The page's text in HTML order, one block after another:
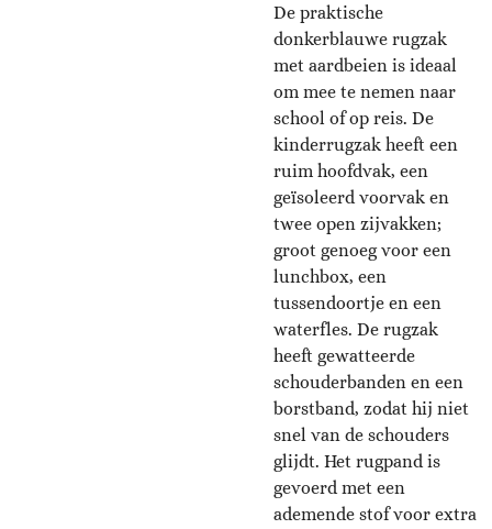
De praktische
donkerblauwe rugzak
met aardbeien is ideaal
om mee te nemen naar
school of op reis. De
kinderrugzak heeft een
ruim hoofdvak, een
geïsoleerd voorvak en
twee open zijvakken;
groot genoeg voor een
lunchbox, een
tussendoortje en een
waterfles. De rugzak
heeft gewatteerde
schouderbanden en een
borstband, zodat hij niet
snel van de schouders
glijdt. Het rugpand is
gevoerd met een
ademende stof voor extra